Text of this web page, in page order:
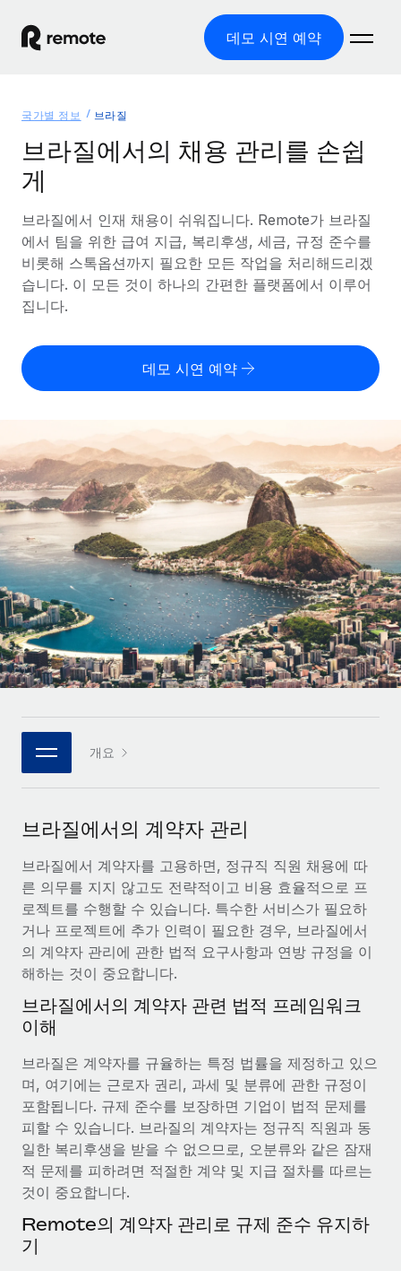
데모 시연 예약
글로벌 급여
규정을 준수하며 급여 지급을 손쉽게 처리
기록상 고용주(EOR)
법인 설립 비용 없이 전 세계로 사업을 확장
PEO
복잡한 고용 업무를 아웃소싱
인프라
Remote 통합
HR을 워크플로에 매끄럽게 통합
플랫폼
팀을 위한 통합된 핵심 HR 기능
연결 새로운
통합
핵심 비즈니스 도구로 프로세스를 간소화
전문가 상담
글로벌 인사 및 규정 준수 업무 처리에 전문가 지원 제공
신원 조사
채용 후보자 심사 프로세스 간소화
Compliance Watchtower
기기 관리
법인 설립
법인 설립을 빠르고 준법적으로 지원
글로벌 인재 이동 및 전근
직원 해외 이전을 간편하게 처리
손쉬운 직원 복리후생 관리
솔루션
글로벌 서비스 제공
국가별 정보
국가별 글로벌 채용 지원 알아보기
미국 주별 정보
Remote와 다른 솔루션 비교
다른 업체들과 비교해보기
성장 단계
스타트업
성장하는 기업을 위한 민첩한 글로벌 HR 및 급여 솔루션
중견기업
맞춤형 HR 솔루션으로 팀 확장
엔터프라이즈
대기업을 위한 글로벌 HR
REMOTE 파트너 되기
플랫폼에 글로벌 HR을 유연하게 통합
Remote와의 파트너십 기회 탐색
Remote Build 곧 제공 예정
사례 연구
리소스
도구 및 계산기
국가별 총 인건비 계산
글로벌 계약직을 위한 통화 옵션과 지급 소요 시간 확인
REMOTE와 함께 배우기
리서치 및 가이드
사례 연구
HR 용어집
체크리스트 및 템플릿
직무 설명 라이브러리
이벤트
급여 및 인재 인사이트
지원받기
모든 리소스 보기
글로벌 급여
계약자 관리
세금
블로그 둘러보기
블로그
요금
한국어
English
Nederlands
Français
Deutsch
Español
Italiano
Português (Portugal)
한국어
국가별 정보 브라질
브라질에서의 채용 관리를 손쉽
게
브라질에서 인재 채용이 쉬워집니다. Remote가 브라질
에서 팀을 위한 급여 지급, 복리후생, 세금, 규정 준수를
비롯해 스톡옵션까지 필요한 모든 작업을 처리해드리겠
습니다. 이 모든 것이 하나의 간편한 플랫폼에서 이루어
집니다.
데모 시연 예약
개요
브라질에서의 계약자 관리
브라질에서 계약자를 고용하면, 정규직 직원 채용에 따
른 의무를 지지 않고도 전략적이고 비용 효율적으로 프
로젝트를 수행할 수 있습니다. 특수한 서비스가 필요하
거나 프로젝트에 추가 인력이 필요한 경우, 브라질에서
의 계약자 관리에 관한 법적 요구사항과 연방 규정을 이
해하는 것이 중요합니다.
브라질에서의 계약자 관련 법적 프레임워크
이해
브라질은 계약자를 규율하는 특정 법률을 제정하고 있으
며, 여기에는 근로자 권리, 과세 및 분류에 관한 규정이
포함됩니다. 규제 준수를 보장하면 기업이 법적 문제를
피할 수 있습니다. 브라질의 계약자는 정규직 직원과 동
일한 복리후생을 받을 수 없으므로, 오분류와 같은 잠재
적 문제를 피하려면 적절한 계약 및 지급 절차를 따르는
것이 중요합니다.
Remote의 계약자 관리로 규제 준수 유지하
기